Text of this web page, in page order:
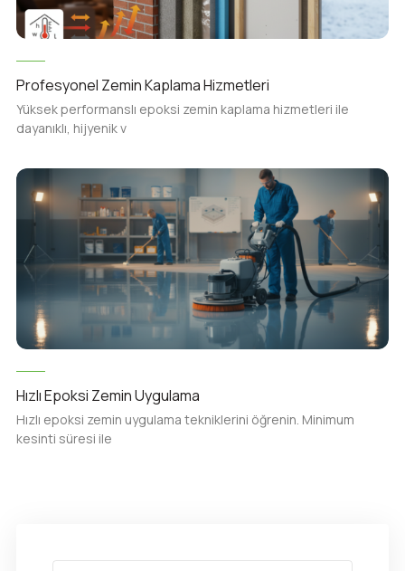
Profesyonel Zemin Kaplama Hizmetleri
Yüksek performanslı epoksi zemin kaplama hizmetleri ile
dayanıklı, hijyenik v
Hızlı Epoksi Zemin Uygulama
Hızlı epoksi zemin uygulama tekniklerini öğrenin. Minimum
kesinti süresi ile